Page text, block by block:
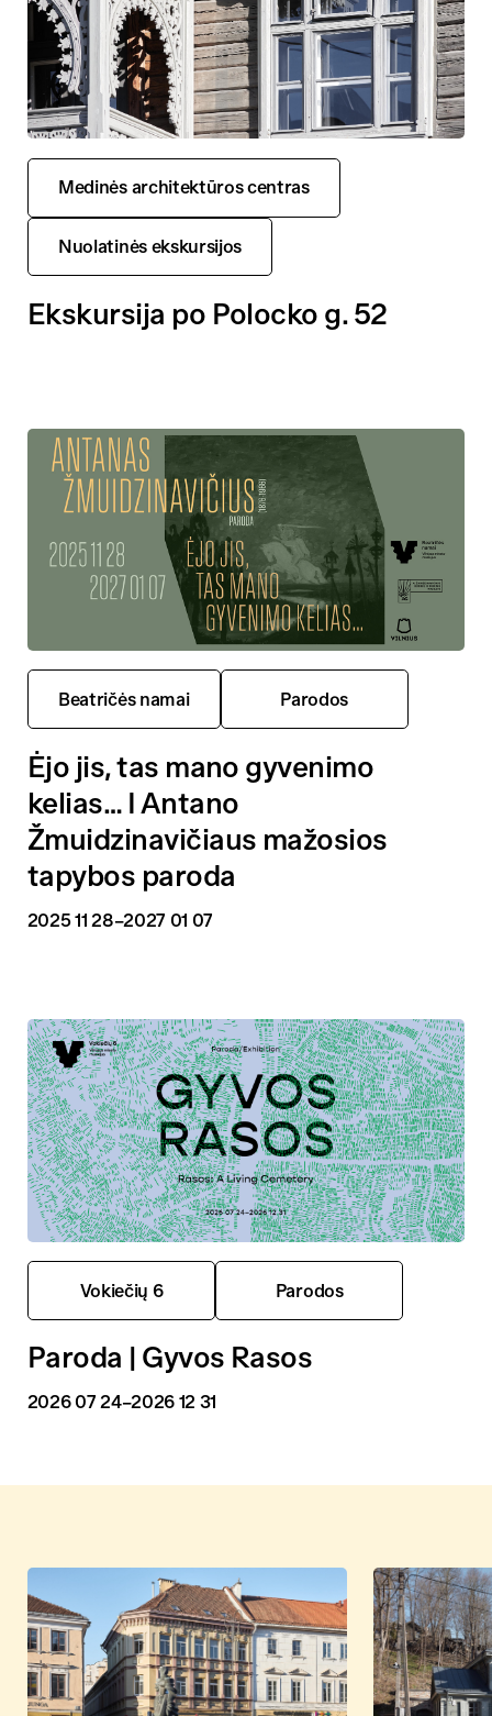
Medinės architektūros centras
Nuolatinės ekskursijos
Ekskursija po Polocko g. 52
Beatričės namai Parodos
Ėjo jis, tas mano gyvenimo
kelias… I Antano
Žmuidzinavičiaus mažosios
tapybos paroda
2025 11 28–2027 01 07
Vokiečių 6 Parodos
Paroda | Gyvos Rasos
2026 07 24–2026 12 31